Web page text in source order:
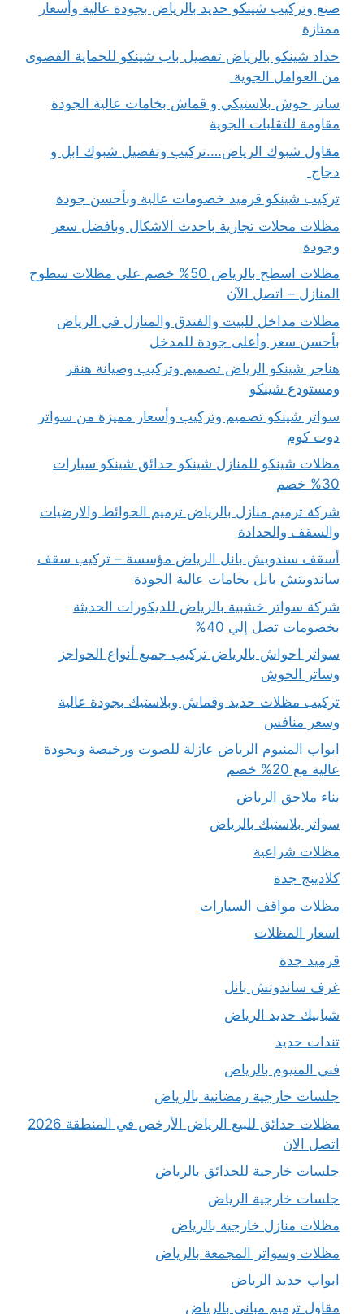
صنع وتركيب شينكو حديد بالرياض بجودة عالية وأسعار
ممتازة
حداد شينكو بالرياض تفصيل باب شينكو للحماية القصوى
من العوامل الجوية
ساتر حوش بلاستيكي و قماش بخامات عالية الجودة
مقاومة للتقلبات الجوية
مقاول شبوك الرياض….تركيب وتفصيل شبوك ابل و
دجاج
تركيب شينكو قرميد خصومات عالية وبأحسن جودة
مظلات محلات تجارية باحدث الاشكال وبافضل سعر
وجودة
مظلات اسطح بالرياض 50% خصم على مظلات سطوح
المنازل – اتصل الآن
مظلات مداخل للبيت والفندق والمنازل في الرياض
بأحسن سعر وأعلى جودة للمدخل
هناجر شينكو الرياض تصميم وتركيب وصيانة هنقر
ومستودع شينكو
سواتر شينكو تصميم وتركيب وأسعار مميزة من سواتر
دوت كوم
مظلات شينكو للمنازل شينكو حدائق شينكو سيارات
30% خصم
شركة ترميم منازل بالرياض ترميم الحوائط والارضيات
والسقف والحدادة
أسقف سندويش بانل الرياض مؤسسة – تركيب سقف
ساندويتش بانل بخامات عالية الجودة
شركة سواتر خشبية بالرياض للديكورات الحديثة
بخصومات تصل إلي 40%
سواتر احواش بالرياض تركيب جميع أنواع الحواجز
وساتر الحوش
تركيب مظلات حديد وقماش وبلاستيك بجودة عالية
وسعر منافس
ابواب المنيوم الرياض عازلة للصوت ورخيصة وبجودة
عالية مع 20% خصم
بناء ملاحق الرياض
سواتر بلاستيك بالرياض
مظلات شراعية
كلادينج جدة
مظلات مواقف السيارات
اسعار المظلات
قرميد جدة
غرف ساندوتش بانل
شبابيك حديد الرياض
تندات حديد
فني المنيوم بالرياض
جلسات خارجية رمضانية بالرياض
مظلات حدائق للبيع الرياض الأرخص في المنطقة 2026
اتصل الان
جلسات خارجية للحدائق بالرياض
جلسات خارجية الرياض
مظلات منازل خارجية بالرياض
مظلات وسواتر المجمعة بالرياض
ابواب حديد الرياض
مقاول ترميم مباني بالرياض